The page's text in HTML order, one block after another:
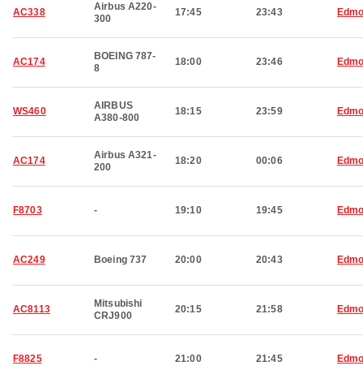
AC338
Airbus A220-
300
17:45 23:43
AC174
BOEING 787-
8
18:00 23:46
WS460
AIRBUS
A380-800
18:15 23:59
AC174
Airbus A321-
200
18:20 00:06
F8703 - 19:10 19:45
AC249 Boeing 737 20:00 20:43
AC8113
Mitsubishi
CRJ900
20:15 21:58
F8825 - 21:00 21:45